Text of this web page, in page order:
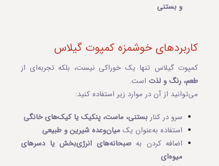
و بستنی
کاربردهای خوشمزه کمپوت گیلاس
کمپوت گیلاس تنها یک خوراکی نیست، بلکه تجربه‌ای از
طعم، رنگ و لذت است.
می‌توانید از آن در موارد زیر استفاده کنید:
سرو در کنار بستنی، ماست، پنکیک یا کیک‌های خانگی
استفاده به‌عنوان یک میان‌وعده شیرین و طبیعی
اضافه کردن بهصبحانه‌های انرژی‌بخش یا دسرهای
میوه‌ای